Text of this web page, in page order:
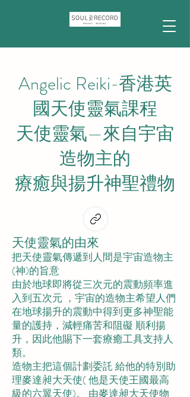
Angelic Reiki-香港英
國天使靈氣課程
天使靈氣—來自宇宙
造物主的
療癒與揚升神聖禮物
天使靈氣的由來
把天使靈氣傳遞到人間是宇宙造物主
(神)的旨意
由於地球即將從三次元的震動頻率進
入到五次元 ，宇宙的造物主希望人們
在地球揚升的震動中得到更多神聖能
量的護持，減輕痛苦和阻礙 順利揚
升，因此他賜下一套療癒工具支持人
類。
造物主把這個計劃委託 給他的特別助
理麥達昶大天使( 他是天使王國最高
級的六翼天使)。 由麥達昶大天使物